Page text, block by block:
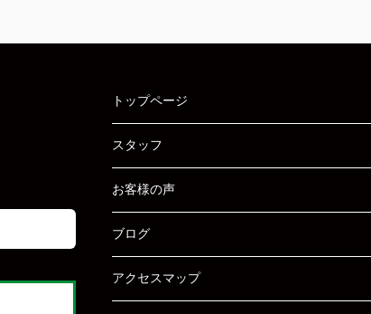
トップページ
スタッフ
お客様の声
ブログ
アクセスマップ